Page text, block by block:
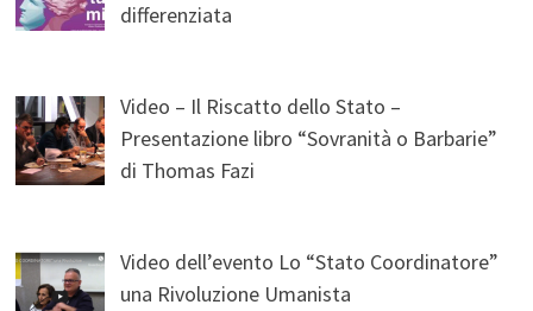
differenziata
Video – Il Riscatto dello Stato –
Presentazione libro “Sovranità o Barbarie”
di Thomas Fazi
Video dell’evento Lo “Stato Coordinatore”
una Rivoluzione Umanista